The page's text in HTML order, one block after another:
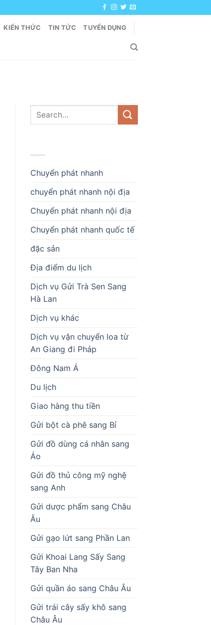
KIẾN THỨC TIN TỨC TUYỂN DỤNG
Chuyển phát nhanh
chuyển phát nhanh nội địa
Chuyển phát nhanh nội địa
Chuyển phát nhanh quốc tế
đặc sản
Địa điểm du lịch
Dịch vụ Gửi Trà Sen Sang
Hà Lan
Dịch vụ khác
Dịch vụ vận chuyển loa từ
An Giang đi Pháp
Đông Nam Á
Du lịch
Giao hàng thu tiền
Gửi bột cà phê sang Bỉ
Gửi đồ dùng cá nhân sang
Áo
Gửi đồ thủ công mỹ nghệ
sang Anh
Gửi dược phẩm sang Châu
Âu
Gửi gạo lứt sang Phần Lan
Gửi Khoai Lang Sấy Sang
Tây Ban Nha
Gửi quần áo sang Châu Âu
Gửi trái cây sấy khô sang
Châu Âu